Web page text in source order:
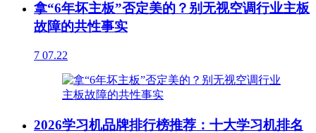
拿“6年坏主板”否定美的？别无视空调行业主板
故障的共性事实
7 07.22
2026学习机品牌排行榜推荐：十大学习机排名